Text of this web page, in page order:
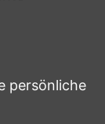
persönliche